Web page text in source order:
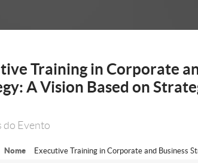
Training in Corporate
A Vision Based on
do Evento
Nome Executive Training in Corporate and Business